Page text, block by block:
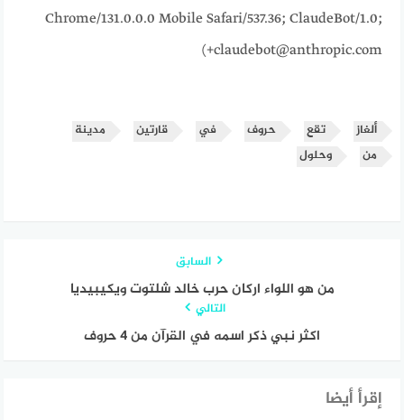
Chrome/131.0.0.0 Mobile Safari/537.36; ClaudeBot/1.0;
+claudebot@anthropic.com)
ألغاز تقع حروف في قارتين
مدينة
من
وحلول
السابق
من هو اللواء اركان حرب خالد شلتوت ويكيبيديا
التالي
اكثر نبي ذكر اسمه في القرآن من 4 حروف
إقرأ أيضا